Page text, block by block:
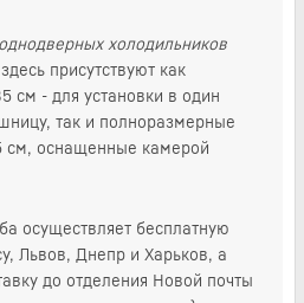
однодверных холодильников
присутствуют как
см - для установки в один
так и полноразмерные
см, оснащенные камерой
осуществляет бесплатную
Львов, Днепр и Харьков, а
до отделения Новой почты